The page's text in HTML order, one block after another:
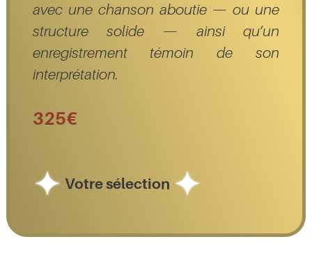
avec une chanson aboutie — ou une
structure solide — ainsi qu’un
enregistrement témoin de son
interprétation.
325€
Votre sélection